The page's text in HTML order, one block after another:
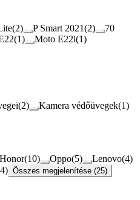
(2) P Smart 2021(2)
70
(1) Moto E22i(1)
(2) Kamera védőüvegek(1)
Honor(10) Oppo(5) Lenovo(4)
4) Összes megjelenítése (25)